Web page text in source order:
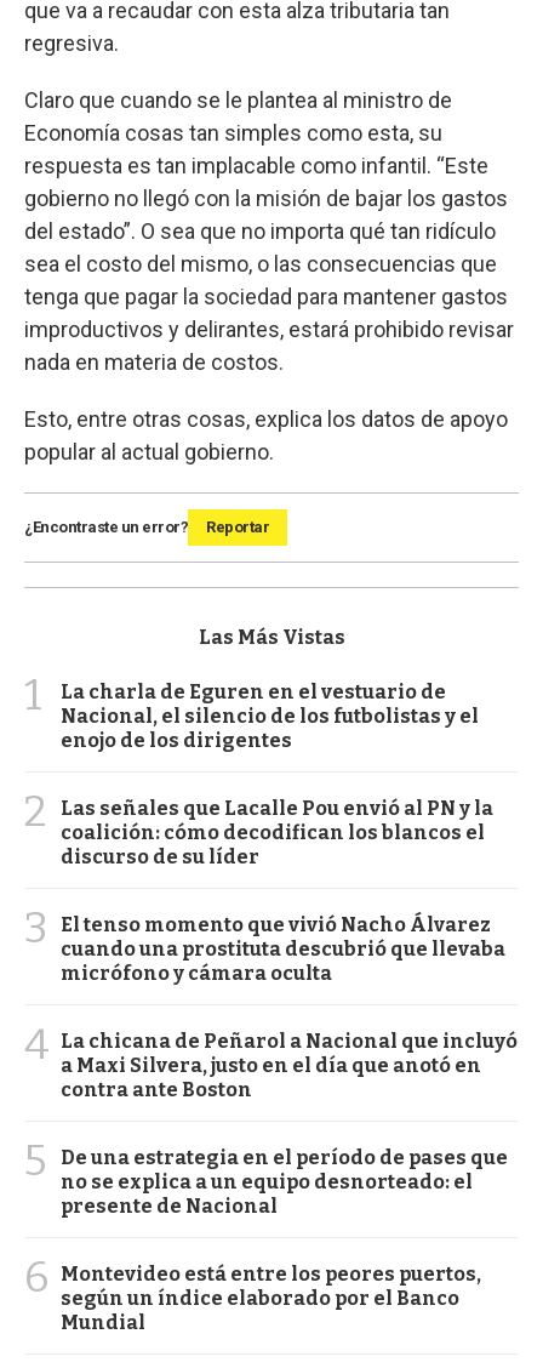
que va a recaudar con esta alza tributaria tan
regresiva.
Claro que cuando se le plantea al ministro de
Economía cosas tan simples como esta, su
respuesta es tan implacable como infantil. “Este
gobierno no llegó con la misión de bajar los gastos
del estado”. O sea que no importa qué tan ridículo
sea el costo del mismo, o las consecuencias que
tenga que pagar la sociedad para mantener gastos
improductivos y delirantes, estará prohibido revisar
nada en materia de costos.
Esto, entre otras cosas, explica los datos de apoyo
popular al actual gobierno.
¿Encontraste un error? Reportar
Las Más Vistas
1
La charla de Eguren en el vestuario de
Nacional, el silencio de los futbolistas y el
enojo de los dirigentes
2
Las señales que Lacalle Pou envió al PN y la
coalición: cómo decodifican los blancos el
discurso de su líder
3
El tenso momento que vivió Nacho Álvarez
cuando una prostituta descubrió que llevaba
micrófono y cámara oculta
4 La chicana de Peñarol a Nacional que incluyó
a Maxi Silvera, justo en el día que anotó en
contra ante Boston
5
De una estrategia en el período de pases que
no se explica a un equipo desnorteado: el
presente de Nacional
6
Montevideo está entre los peores puertos,
según un índice elaborado por el Banco
Mundial